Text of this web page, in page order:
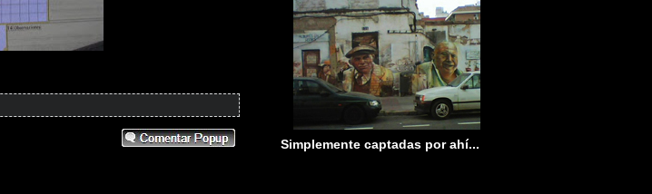
Simplemente captadas por ahí...